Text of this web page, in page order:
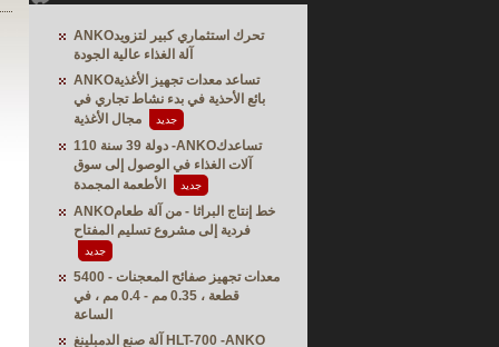
ANKOتحرك استثماري كبير لتزويد
آلة الغذاء عالية الجودة
ANKOتساعد معدات تجهيز الأغذية
بائع الأحذية في بدء نشاط تجاري في
مجال الأغذية
جديد
110 دولة 39 سنة -ANKOتساعدك
آلات الغذاء في الوصول إلى سوق
الأطعمة المجمدة
جديد
ANKOخط إنتاج البراثا - من آلة طعام
فردية إلى مشروع تسليم المفتاح
جديد
معدات تجهيز صفائح المعجنات - 5400
قطعة ، 0.35 مم - 0.4 مم ، في
الساعة
آلة صنع الدمبلينغ HLT-700 -ANKO